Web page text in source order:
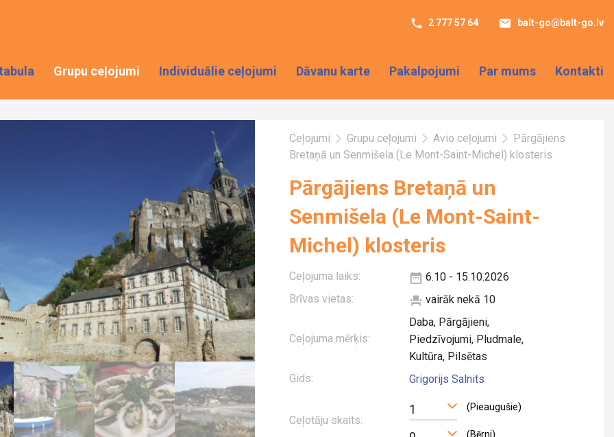
2 777 57 64 balt-go@balt-go.lv
Grupu ceļojumi Individuālie ceļojumi Dāvanu karte Pakalpojumi Par mums Kontakti
Ceļojumi Grupu ceļojumi Avio ceļojumi
Pārgājiens
Bretaņā un Senmišela (Le Mont-Saint-Michel) klosteris
Pārgājiens Bretaņā un
Senmišela (Le Mont-Saint-
Michel) klosteris
Ceļojuma laiks:
6.10 - 15.10.2026
Brīvas vietas:
vairāk nekā 10
Ceļojuma mērķis:
Daba, Pārgājieni,
Piedzīvojumi, Pludmale,
Kultūra, Pilsētas
Gids:
Grigorijs Salnits
Ceļotāju skaits:
1 (Pieaugušie)
(Bērni)